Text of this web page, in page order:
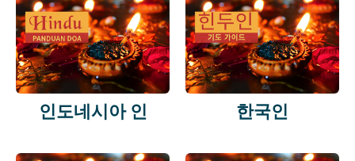
인도네시아 인 한국인